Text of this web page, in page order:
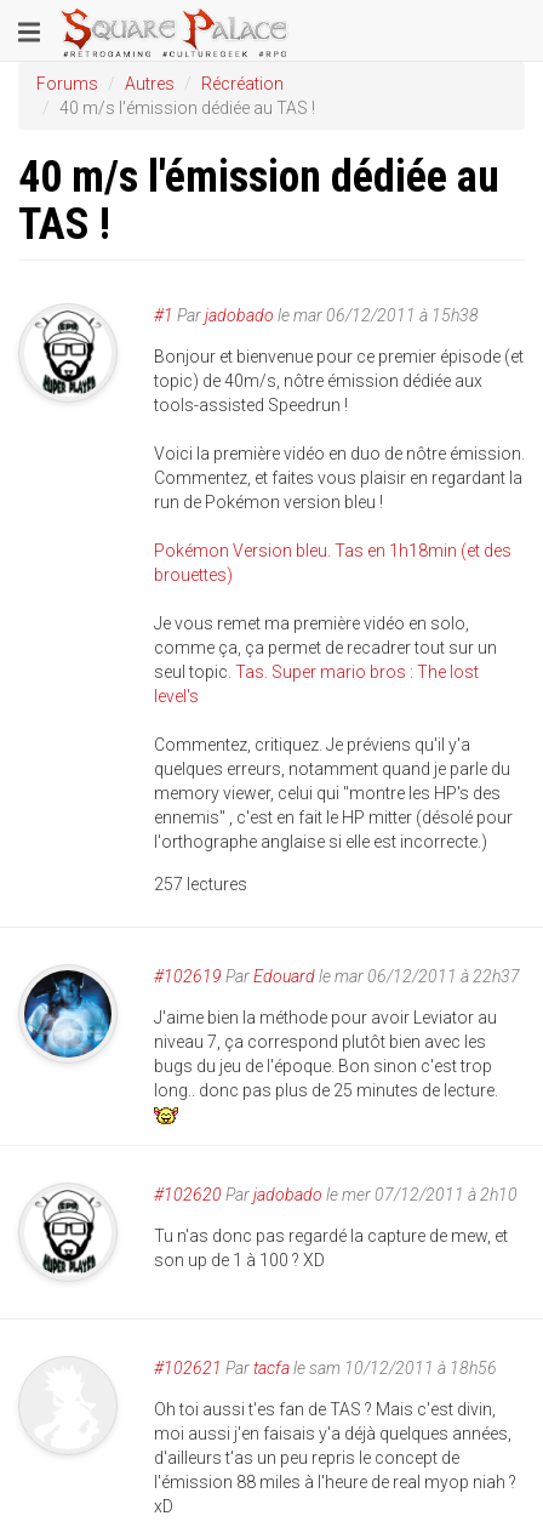
au
contenu
principal
Toggle
navigation
Forums Autres
Récréation
40 m/s l'émission dédiée au TAS !
40 m/s l'émission dédiée au
TAS !
#1 Parjadobado lemar 06/12/2011 à 15h38
Bonjour et bienvenue pour ce premier épisode (et
topic) de 40m/s, nôtre émission dédiée aux
tools-assisted Speedrun !
Voici la première vidéo en duo de nôtre émission.
Commentez, et faites vous plaisir en regardant la
run de Pokémon version bleu !
Pokémon Version bleu. Tas en 1h18min (et des
brouettes)
Je vous remet ma première vidéo en solo,
comme ça, ça permet de recadrer tout sur un
seul topic. Tas. Super mario bros : The lost
level's
Commentez, critiquez. Je préviens qu'il y'a
quelques erreurs, notamment quand je parle du
memory viewer, celui qui "montre les HP's des
ennemis" , c'est en fait le HP mitter (désolé pour
l'orthographe anglaise si elle est incorrecte.)
257 lectures
#102619 ParEdouardle mar 06/12/2011 à 22h37
J'aime bien la méthode pour avoir Leviator au
niveau 7, ça correspond plutôt bien avec les
bugs du jeu de l'époque. Bon sinon c'est trop
long.. donc pas plus de 25 minutes de lecture.
#102620 Parjadobado le mer 07/12/2011 à 2h10
Tu n'as donc pas regardé la capture de mew, et
son up de 1 à 100 ? XD
#102621 Partacfale sam 10/12/2011 à 18h56
Oh toi aussi t'es fan de TAS ? Mais c'est divin,
moi aussi j'en faisais y'a déjà quelques années,
d'ailleurs t'as un peu repris le concept de
l'émission 88 miles à l'heure de real myop niah ?
xD